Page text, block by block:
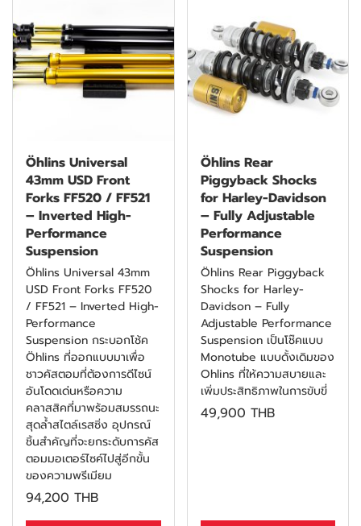
Öhlins Universal
43mm USD Front
Forks FF520 / FF521
– Inverted High-
Performance
Suspension
Öhlins Universal 43mm
USD Front Forks FF520
/ FF521 – Inverted High-
Performance
Suspension กระบอกโช้ค
Öhlins ที่ออกแบบมาเพื่อ
ชาวคัสตอมที่ต้องการดีไซน์
อันโดดเด่นหรือความ
คลาสสิคที่มาพร้อมสมรรถนะ
สุดล้ำสไตล์เรสซิ่ง อุปกรณ์
ชิ้นสำคัญที่จะยกระดับการคัส
ตอมมอเตอร์ไซค์ไปสู่อีกขั้น
ของความพรีเมียม
94,200 THB
Öhlins Rear
Piggyback Shocks
for Harley-Davidson
– Fully Adjustable
Performance
Suspension
Öhlins Rear Piggyback
Shocks for Harley-
Davidson – Fully
Adjustable Performance
Suspension เป็นโช๊คแบบ
Monotube แบบดั้งเดิมของ
Ohlins ที่ให้ความสบายและ
เพิ่มประสิทธิภาพในการขับขี่
49,900 THB